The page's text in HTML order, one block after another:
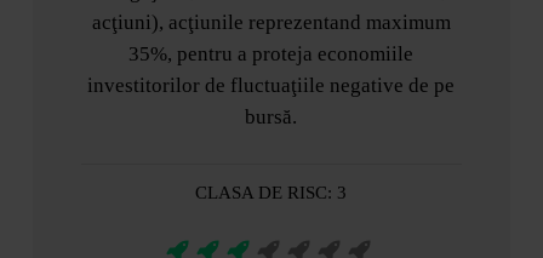
acţiuni), acţiunile reprezentand maximum
35%, pentru a proteja economiile
investitorilor de fluctuaţiile negative de pe
bursă.
CLASA DE RISC: 3